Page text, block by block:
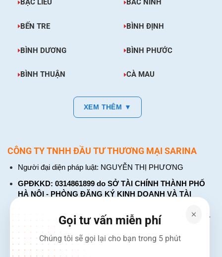
BẠC LIÊU BẮC NINH
BẾN TRE BÌNH ĐỊNH
BÌNH DƯƠNG BÌNH PHƯỚC
BÌNH THUẬN CÀ MAU
XEM THÊM ▼
CÔNG TY TNHH ĐẦU TƯ THƯƠNG MẠI SARINA
Người đại diện pháp luật: NGUYỄN THỊ PHƯƠNG
GPĐKKD: 0314861899 do SỞ TÀI CHÍNH THÀNH PHỐ
HÀ NỘI - PHÒNG ĐĂNG KÝ KINH DOANH VÀ TÀI
CHÍNH DOANH NGHIỆP cấp. Đăng ký lần đầu: ngày 26
tháng 01 năm 2018. Đăng ký thay đổi lần thứ: 4, ngày 31
tháng 03 năm 2026
226 Đường Láng, Đống Đa, Hà Nội
Gọi tư vấn miễn phí
Chúng tôi sẽ gọi lại cho bạn trong 5 phút